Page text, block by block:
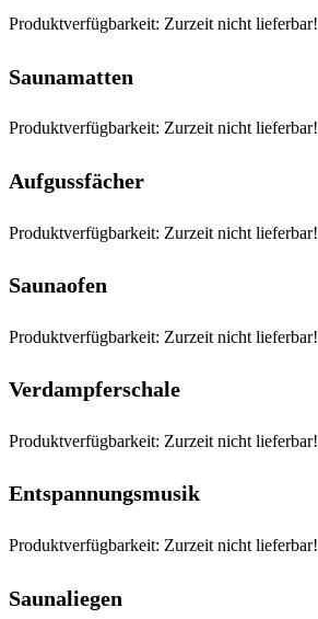
Produktverfügbarkeit: Zurzeit nicht lieferbar!
Saunamatten
Produktverfügbarkeit: Zurzeit nicht lieferbar!
Aufgussfächer
Produktverfügbarkeit: Zurzeit nicht lieferbar!
Saunaofen
Produktverfügbarkeit: Zurzeit nicht lieferbar!
Verdampferschale
Produktverfügbarkeit: Zurzeit nicht lieferbar!
Entspannungsmusik
Produktverfügbarkeit: Zurzeit nicht lieferbar!
Saunaliegen